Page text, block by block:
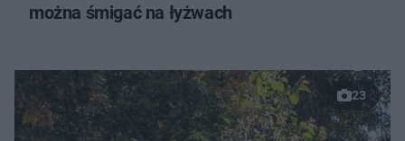
można śmigać na łyżwach
23